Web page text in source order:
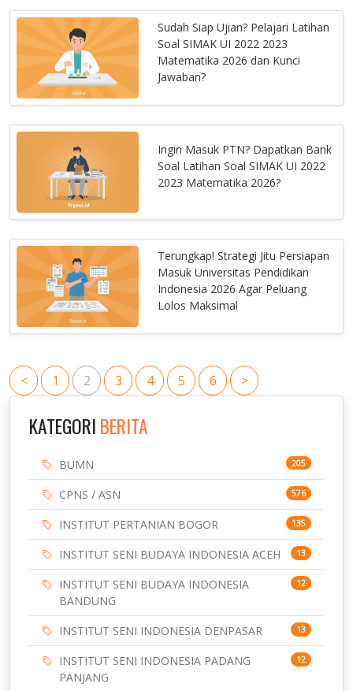
Sudah Siap Ujian? Pelajari Latihan
Soal SIMAK UI 2022 2023
Matematika 2026 dan Kunci
Jawaban?
Ingin Masuk PTN? Dapatkan Bank
Soal Latihan Soal SIMAK UI 2022
2023 Matematika 2026?
Terungkap! Strategi Jitu Persiapan
Masuk Universitas Pendidikan
Indonesia 2026 Agar Peluang
Lolos Maksimal
< 1 2 3 4 5 6 >
KATEGORI BERITA
BUMN 205
CPNS / ASN 576
INSTITUT PERTANIAN BOGOR 135
INSTITUT SENI BUDAYA INDONESIA ACEH 13
INSTITUT SENI BUDAYA INDONESIA
BANDUNG
12
INSTITUT SENI INDONESIA DENPASAR 13
INSTITUT SENI INDONESIA PADANG
PANJANG
12